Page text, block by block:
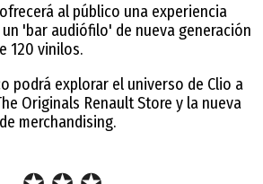
al público una experiencia
'bar audiófilo' de nueva generación
120 vinilos.
podrá explorar el universo de Clio a
Originals Renault Store y la nueva
merchandising.